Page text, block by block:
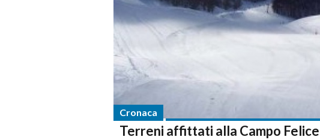
Cronaca
Terreni affittati alla Campo Felice